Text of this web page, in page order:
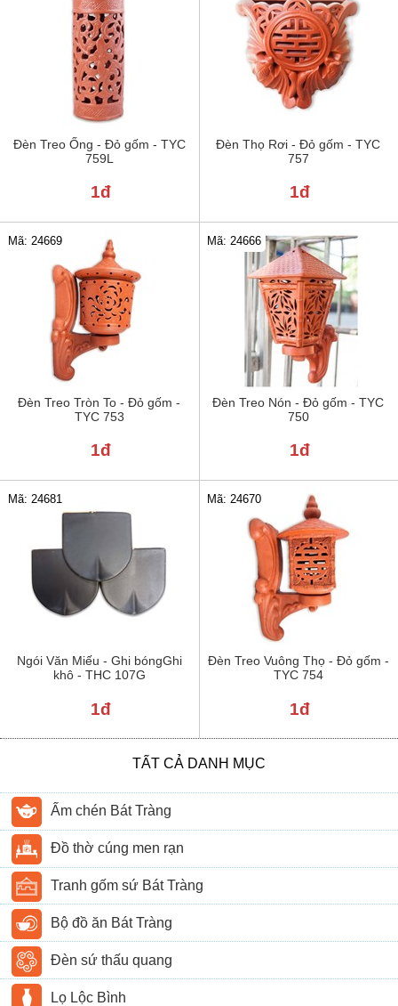
Đèn Treo Ống - Đỏ gốm - TYC
759L
1đ
Đèn Thọ Rơi - Đỏ gốm - TYC
757
1đ
Đèn Treo Tròn To - Đỏ gốm -
TYC 753
Mã: 24669
1đ
Đèn Treo Nón - Đỏ gốm - TYC
750
Mã: 24666
1đ
Ngói Văn Miếu - Ghi bóngGhi
khô - THC 107G
Mã: 24681
1đ
Đèn Treo Vuông Thọ - Đỏ gốm -
TYC 754
Mã: 24670
1đ
TẤT CẢ DANH MỤC
Ấm chén Bát Tràng
Đồ thờ cúng men rạn
Tranh gốm sứ Bát Tràng
Bộ đồ ăn Bát Tràng
Đèn sứ thấu quang
Lọ Lộc Bình